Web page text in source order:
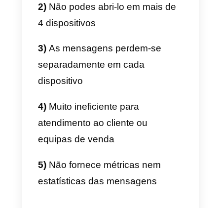
melhor solução para desenvolver
atendimento ao cliente, gerir
vendas ou simplesmente
conectar às pessoas. Isto
acontece porque quando as
empresas têm um grande
de leads ou mensagens, o
WhatsApp torna-se insustentável
porque não foi pensado para
estas tarefas.